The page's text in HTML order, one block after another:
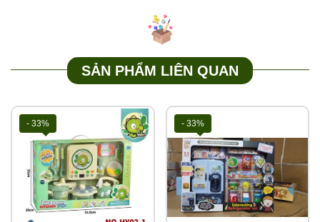
SẢN PHẨM LIÊN QUAN
- 33% - 33%